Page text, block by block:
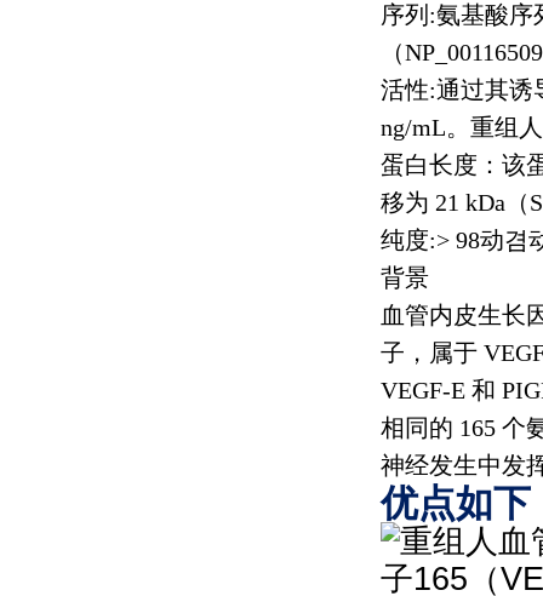
序列 :氨基酸序
（
活性:通过其诱
ng/mL。重组人
蛋白长度：该
移为 21 kDa （
纯度:> 98动겸
背景
血管内皮生长
子，属于
VEGF-E 和
相同的 165 个
神经发生中发
优点如下